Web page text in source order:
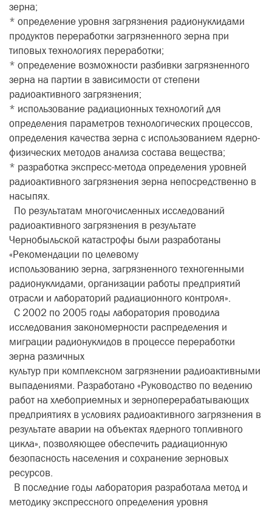
зерна;
* определение уровня загрязнения радионуклидами
продуктов переработки загрязненного зерна при
типовых технологиях переработки;
* определение возможности разбивки загрязненного
зерна на партии в зависимости от степени
радиоактивного загрязнения;
* использование радиационных технологий для
определения параметров технологических процессов,
определения качества зерна с использованием ядерно-
физических методов анализа состава вещества;
* разработка экспресс-метода определения уровней
радиоактивного загрязнения зерна непосредственно в
насыпях.
По результатам многочисленных исследований
радиоактивного загрязнения в результате
Чернобыльской катастрофы были разработаны
«Рекомендации по целевому
использованию зерна, загрязненного техногенными
радионуклидами, организации работы предприятий
отрасли и лабораторий радиационного контроля».
С 2002 по 2005 годы лаборатория проводила
исследования закономерности распределения и
миграции радионуклидов в процессе переработки
зерна различных
культур при комплексном загрязнении радиоактивными
выпадениями. Разработано «Руководство по ведению
работ на хлебоприемных и зерноперерабатывающих
предприятиях в условиях радиоактивного загрязнения в
результате аварии на объектах ядерного топливного
цикла», позволяющее обеспечить радиационную
безопасность населения и сохранение зерновых
ресурсов.
В последние годы лаборатория разработала метод и
методику экспрессного определения уровня